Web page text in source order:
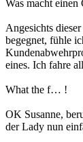
Was macht einen
Angesichts
begegnet, fühle
eines. Ich fahre
What the f… !
OK Susanne,
der Lady nun